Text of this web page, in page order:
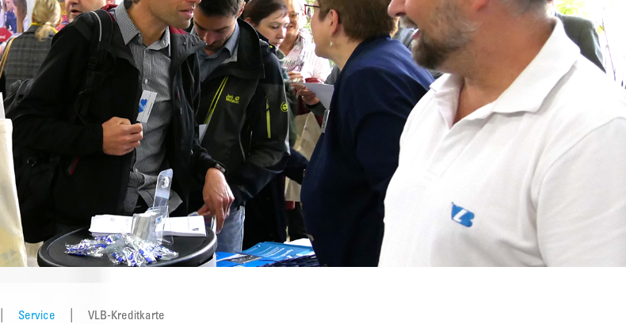
Service VLB-Kreditkarte